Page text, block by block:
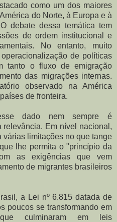
como um dos maiores
do Norte, à Europa e à
debate dessa temática tem
de ordem institucional e
No entanto, muito
de políticas
tanto o fluxo de emigração
das migrações internas.
observado na América
de fronteira.
dado nem sempre é
Em nível nacional,
limitações no que tange
lhe permita o "princípio da
as exigências que vem
de migrantes brasileiros
a Lei nº 6.815 datada de
poucos se transformando em
culminaram em leis